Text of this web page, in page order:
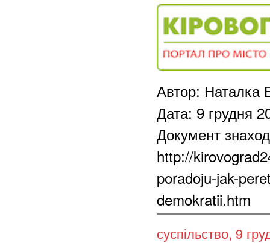
Автор: Наталка
Дата: 9 грудня
Документ
http://
poradoju-jak-
demokratii.htm
суспільство, 9